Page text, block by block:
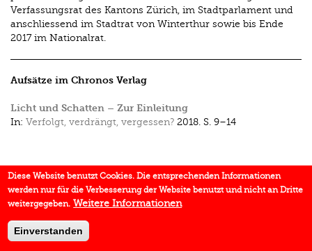
Verfassungsrat des Kantons Zürich, im Stadtparlament und
anschliessend im Stadtrat von Winterthur sowie bis Ende
2017 im Nationalrat.
Aufsätze im Chronos Verlag
Licht und Schatten – Zur Einleitung
In: Verfolgt, verdrängt, vergessen? 2018. S. 9–14
Diese Website benutzt Cookies. Die entsprechenden Informationen
werden nur für die Verbesserung der Website benutzt und nicht an Dritte
weitergegeben. Weitere Informationen
Einverstanden